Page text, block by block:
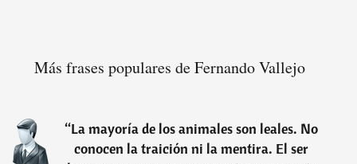
Más frases populares de Fernando Vallejo
“La mayoría de los animales son leales. No
conocen la traición ni la mentira. El ser